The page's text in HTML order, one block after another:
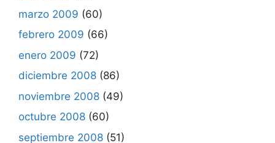
marzo 2009 (60)
febrero 2009 (66)
enero 2009 (72)
diciembre 2008 (86)
noviembre 2008 (49)
octubre 2008 (60)
septiembre 2008 (51)